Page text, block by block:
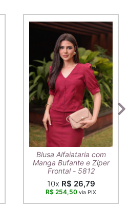
Blusa Alfaiataria com
Manga Bufante e Zíper
Frontal - 5812
10x R$ 26,79
R$ 254,50 via PIX